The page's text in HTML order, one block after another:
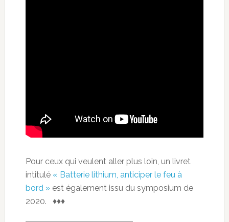
Pour ceux qui veulent aller plus loin, un livret
intitulé « Batterie lithium, anticiper le feu à
bord »est également issu du symposium de
2020. ♦♦♦